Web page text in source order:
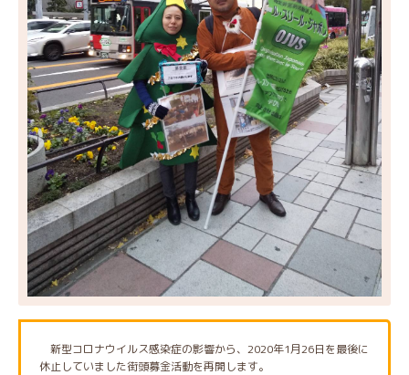
新型コロナウイルス感染症の影響から、2020年1月26日を最後に
休止していました街頭募金活動を再開します。